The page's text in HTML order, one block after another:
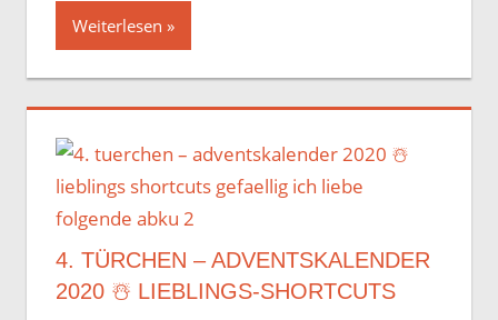
Weiterlesen
4. TÜRCHEN – ADVENTSKALENDER
2020 ☃️️ LIEBLINGS-SHORTCUTS